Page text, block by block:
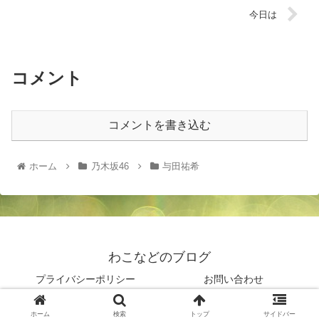
今日は
コメント
コメントを書き込む
ホーム 乃木坂46 与田祐希
わこなどのブログ
プライバシーポリシー お問い合わせ
© 2019 わこなどのブログ.
ホーム 検索 トップ サイドバー